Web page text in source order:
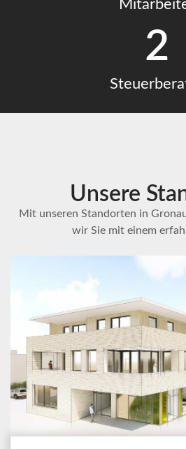
2
Unsere
Mit unseren Standorten in
wir Sie mit einem